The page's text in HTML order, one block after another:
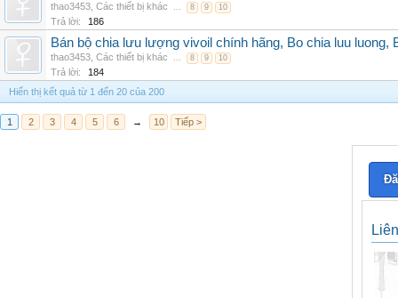
thao3453 Các thiết bị khác ... 8 9 10
Trả lời: 186
Bán bộ chia lưu lượng vivoil chính hãng, Bo chia luu
thao3453 Các thiết bị khác ... 8 9 10
Trả lời:
184
Hiển thị kết quả từ 1 đến 20 của 200
1 2 3 4 5 6 → 10 Tiếp >